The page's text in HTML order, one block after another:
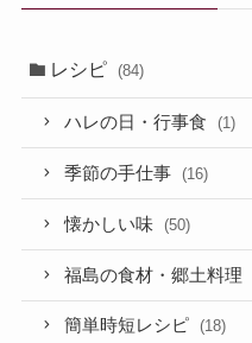
レシピ (84)
ハレの日・行事食 (1)
季節の手仕事 (16)
懐かしい味 (50)
福島の食材・郷土料理
簡単時短レシピ (18)